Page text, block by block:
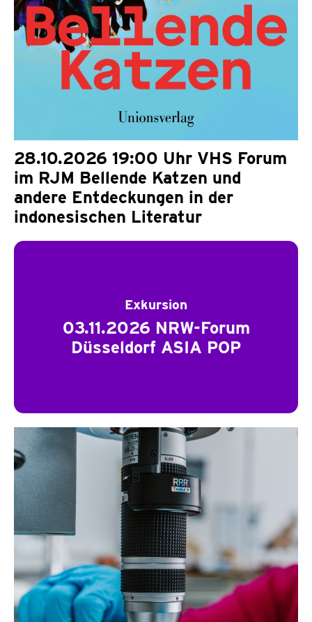
28.10.2026 19:00 Uhr VHS Forum
im RJM Bellende Katzen und
andere Entdeckungen in der
indonesischen Literatur
Exkursion
03.11.2026 NRW-Forum
Düsseldorf ASIA POP